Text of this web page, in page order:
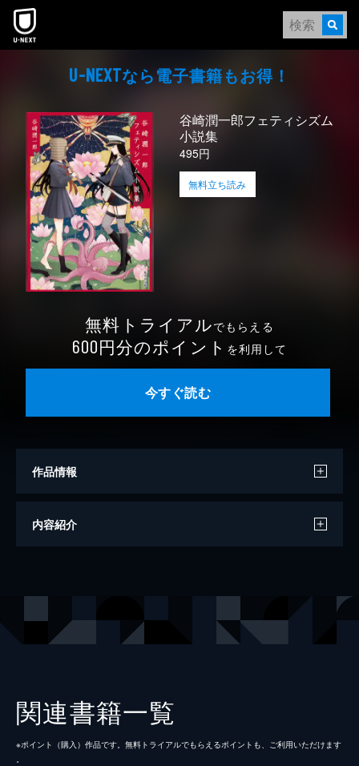
本文へスキップ
U-NEXTなら電⼦書籍もお得！
谷崎潤一郎フェティシズム
小説集
495円
無料立ち読み
無料トライアルでもらえる
600円分のポイント を利用して
今すぐ読む
作品情報
著者
内容紹介
関連書籍一覧
※ポイント（購⼊）作品です。無料トライアルでもらえるポイントも、ご利⽤いただけます
。